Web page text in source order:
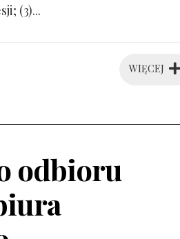
(3)...
WIĘCEJ
odbioru